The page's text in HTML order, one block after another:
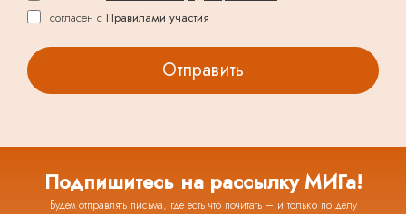
согласен с Правилами участия
Подпишитесь на рассылку МИГа!
Будем отправлять письма, где есть что почитать – и только по делу